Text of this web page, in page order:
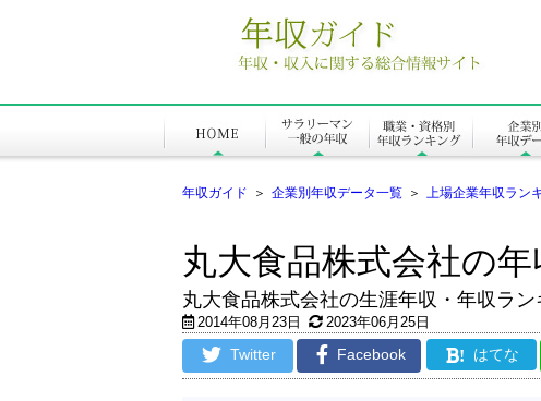
年収ガイド ＞ 企業別年収データ一覧 ＞ 上場企業年収ラン
丸大食品株式会社の年
丸大食品株式会社の生涯年収・年収ラ
2014年08月23日 2023年06月25日
Twitter Facebook ! はてな